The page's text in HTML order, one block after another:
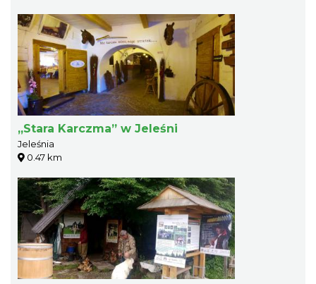
„Stara Karczma” w Jeleśni
Jeleśnia
0.47 km